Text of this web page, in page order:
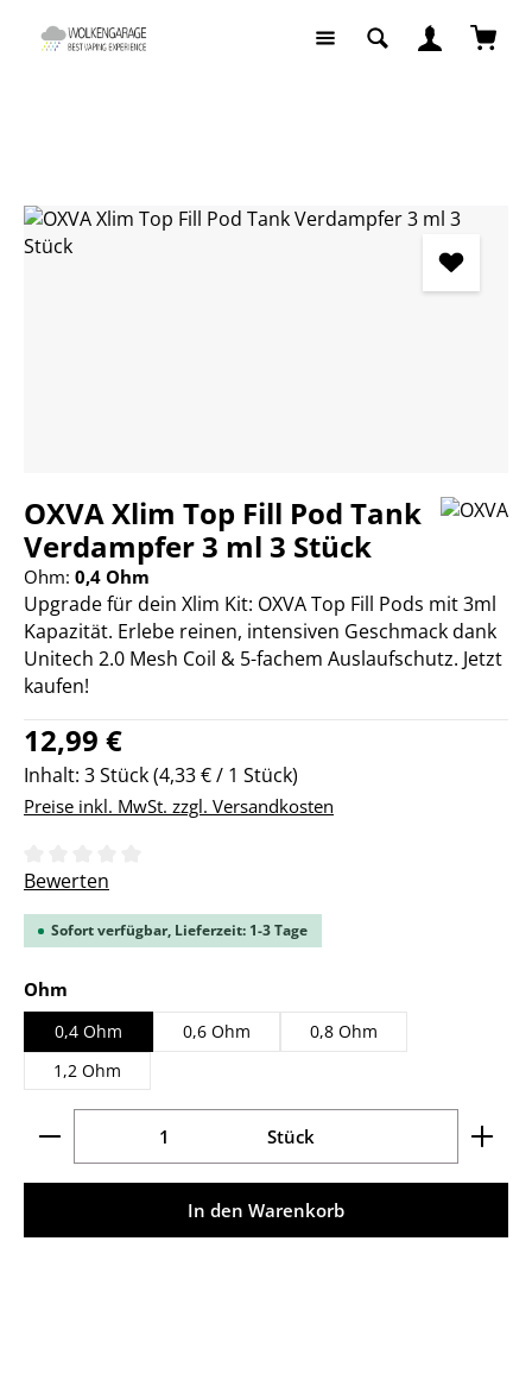
Zum Hauptinhalt springen
Bildergalerie überspringen
OXVA Xlim Top Fill Pod Tank
Verdampfer 3 ml 3 Stück
Ohm: 0,4 Ohm
Upgrade für dein Xlim Kit: OXVA Top Fill Pods mit 3ml
Kapazität. Erlebe reinen, intensiven Geschmack dank
Unitech 2.0 Mesh Coil & 5-fachem Auslaufschutz. Jetzt
kaufen!
Regulärer Preis:
12,99 €
Inhalt: 3 Stück(4,33 € / 1 Stück)
Preise inkl. MwSt. zzgl. Versandkosten
Durchschnittliche Bewertung von 0 von 5 Sternen
Bewerten
Sofort verfügbar, Lieferzeit: 1-3 Tage
Ohm
0,4 Ohm 0,6 Ohm
0,8 Ohm
1,2 Ohm
Produkt Anzahl: Gib den gewünschten Wert ein
Stück
In den Warenkorb